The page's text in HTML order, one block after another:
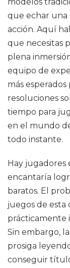
que echar una
acción. Aquí
que necesitas
plena
equipo de
más
resoluciones
tiempo para
en el mundo
todo instante.
Hay jugadores
encantaría
baratos. El
juegos de esta
prácticamente
Sin embargo,
prosiga
conseguir